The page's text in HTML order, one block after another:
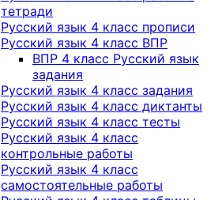
тетради
Русский язык 4 класс прописи
Русский язык 4 класс ВПР
ВПР 4 класс Русский язык
задания
Русский язык 4 класс задания
Русский язык 4 класс диктанты
Русский язык 4 класс тесты
Русский язык 4 класс
контрольные работы
Русский язык 4 класс
самостоятельные работы